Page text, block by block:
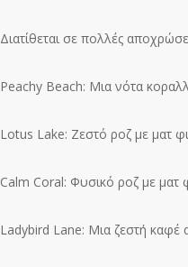
Διατίθεται σε πολλές
Peachy Beach: Μια νότα
Lotus Lake: Ζεστό ροζ με ματ
Calm Coral: Φυσικό ροζ με ματ
Ladybird Lane: Μια ζεστή καφέ